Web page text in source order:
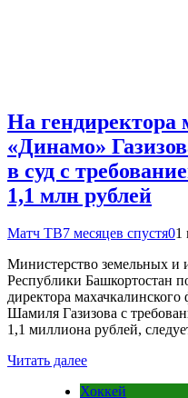
На гендиректора
«Динамо»
в суд с
1,1 млн рублей
Матч ТВ7 месяцев спустя01
Министерство земельных
Республики Башкортостан
директора
Шамиля Газизова с
1,1 миллиона рублей,
Читать далее
Хоккей